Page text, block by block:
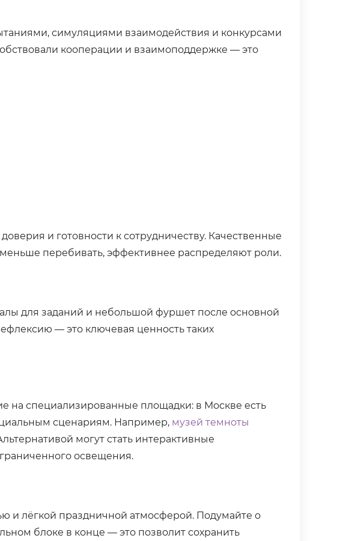
симуляциями взаимодействия и конкурсами
кооперации и взаимоподдержке — это
и готовности к сотрудничеству. Качественные
перебивать, эффективнее распределяют роли.
для заданий и небольшой фуршет после основной
— это ключевая ценность таких
на специализированные площадки: в Москве есть
сценариям. Например, музей темноты
могут стать интерактивные
освещения.
и лёгкой праздничной атмосферой. Подумайте о
блоке в конце — это позволит сохранить